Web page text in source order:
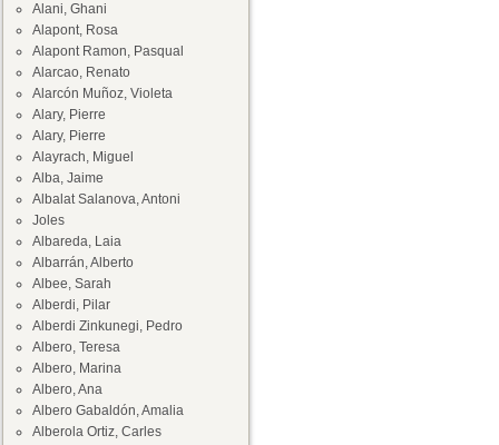
Alani, Ghani
Alapont, Rosa
Alapont Ramon, Pasqual
Alarcao, Renato
Alarcón Muñoz, Violeta
Alary, Pierre
Alary, Pierre
Alayrach, Miguel
Alba, Jaime
Albalat Salanova, Antoni
Joles
Albareda, Laia
Albarrán, Alberto
Albee, Sarah
Alberdi, Pilar
Alberdi Zinkunegi, Pedro
Albero, Teresa
Albero, Marina
Albero, Ana
Albero Gabaldón, Amalia
Alberola Ortiz, Carles